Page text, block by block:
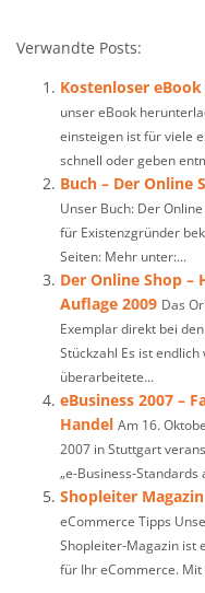
Verwandte Posts:
Kostenloser
unser eBook
einsteigen ist für viele
schnell oder geben
Buch – Der Online
Unser Buch: Der
für Existenzgründer
Seiten: Mehr unter:...
Der Online Shop –
Auflage 2009 Das
Exemplar direkt bei
Stückzahl Es ist
überarbeitete...
eBusiness 2007 –
Handel Am 16.
2007 in Stuttgart
„e-Business-Standards
Shopleiter
eCommerce Tipps
Shopleiter-Magazin ist
für Ihr eCommerce.